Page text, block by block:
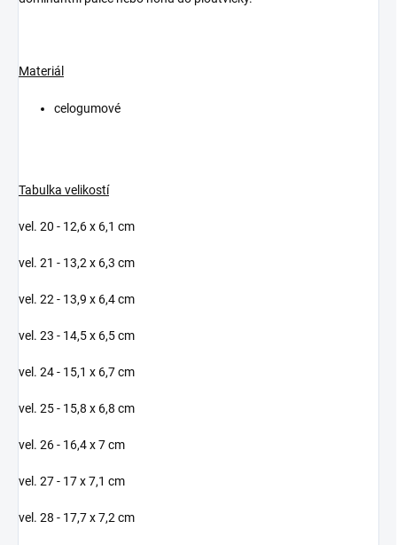
Materiál
celogumové
Tabulka velikostí
vel. 20 - 12,6 x 6,1 cm
vel. 21 - 13,2 x 6,3 cm
vel. 22 - 13,9 x 6,4 cm
vel. 23 - 14,5 x 6,5 cm
vel. 24 - 15,1 x 6,7 cm
vel. 25 - 15,8 x 6,8 cm
vel. 26 - 16,4 x 7 cm
vel. 27 - 17 x 7,1 cm
vel. 28 - 17,7 x 7,2 cm